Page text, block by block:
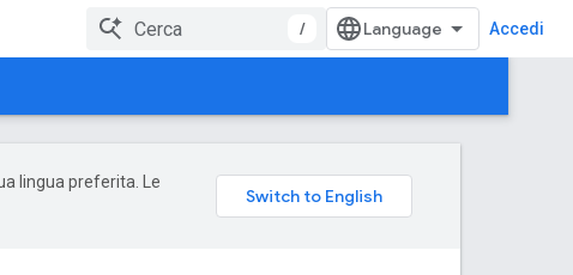
/ Accedi
lingua preferita. Le